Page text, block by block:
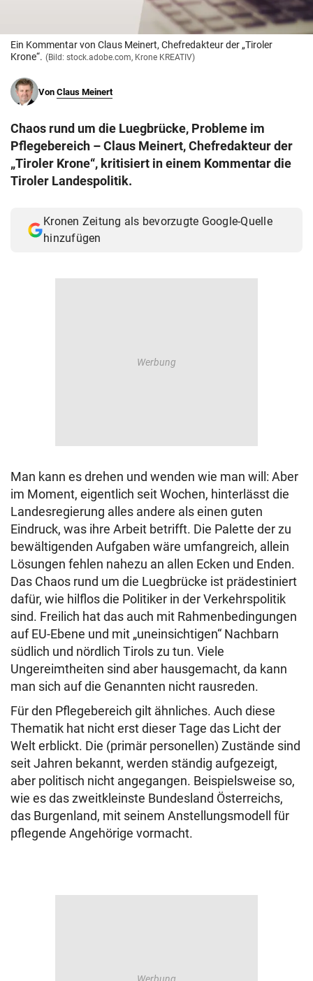
© Krone Multimedia GmbH & Co KG 2026
Ein Kommentar von Claus Meinert, Chefredakteur der „Tiroler
Krone“. (Bild: stock.adobe.com, Krone KREATIV)
Von Claus Meinert
Chaos rund um die Luegbrücke, Probleme im
Pflegebereich – Claus Meinert, Chefredakteur der
„Tiroler Krone“, kritisiert in einem Kommentar die
Tiroler Landespolitik.
Kronen Zeitung als bevorzugte Google-Quelle
hinzufügen
Man kann es drehen und wenden wie man will: Aber
im Moment, eigentlich seit Wochen, hinterlässt die
Landesregierung alles andere als einen guten
Eindruck, was ihre Arbeit betrifft. Die Palette der zu
bewältigenden Aufgaben wäre umfangreich, allein
Lösungen fehlen nahezu an allen Ecken und Enden.
Das Chaos rund um die Luegbrücke ist prädestiniert
dafür, wie hilflos die Politiker in der Verkehrspolitik
sind. Freilich hat das auch mit Rahmenbedingungen
auf EU-Ebene und mit „uneinsichtigen“ Nachbarn
südlich und nördlich Tirols zu tun. Viele
Ungereimtheiten sind aber hausgemacht, da kann
man sich auf die Genannten nicht rausreden.
Für den Pflegebereich gilt ähnliches. Auch diese
Thematik hat nicht erst dieser Tage das Licht der
Welt erblickt. Die (primär personellen) Zustände sind
seit Jahren bekannt, werden ständig aufgezeigt,
aber politisch nicht angegangen. Beispielsweise so,
wie es das zweitkleinste Bundesland Österreichs,
das Burgenland, mit seinem Anstellungsmodell für
pflegende Angehörige vormacht.